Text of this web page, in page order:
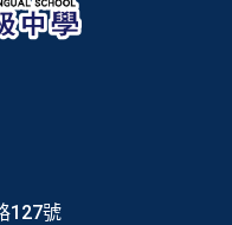
127號